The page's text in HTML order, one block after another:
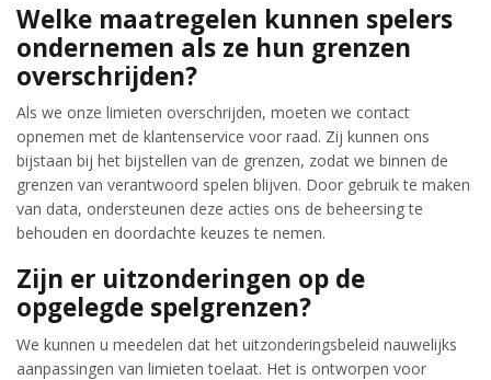
Welke maatregelen kunnen spelers
ondernemen als ze hun grenzen
overschrijden?
Als we onze limieten overschrijden, moeten we contact
opnemen met de klantenservice voor raad. Zij kunnen ons
bijstaan bij het bijstellen van de grenzen, zodat we binnen de
grenzen van verantwoord spelen blijven. Door gebruik te maken
van data, ondersteunen deze acties ons de beheersing te
behouden en doordachte keuzes te nemen.
Zijn er uitzonderingen op de
opgelegde spelgrenzen?
We kunnen u meedelen dat het uitzonderingsbeleid nauwelijks
aanpassingen van limieten toelaat. Het is ontworpen voor